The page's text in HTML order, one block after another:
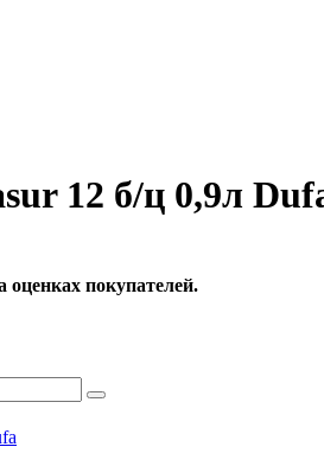
12 б/ц 0,9л
оценках покупателей.